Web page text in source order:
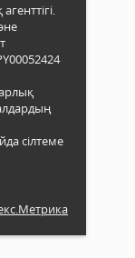
сілтеме